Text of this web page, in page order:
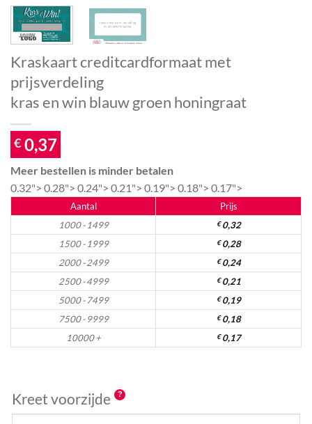
Kraskaart creditcardformaat met
prijsverdeling
kras en win blauw groen honingraat
€ 0,37
Meer bestellen is minder betalen
0.32"> 0.28"> 0.24"> 0.21"> 0.19"> 0.18"> 0.17">
Aantal
Prijs
1000 - 1499
€0,32
1500 - 1999
€0,28
2000 - 2499
€0,24
2500 - 4999
€0,21
5000 - 7499
€0,19
7500 - 9999
€0,18
10000 +
€0,17
Kreet voorzijde